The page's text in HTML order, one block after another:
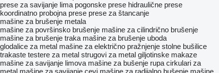
prese za savijanje lima pogonske prese hidraulične prese
koordinatno probojna prese prese za štancanje
mašine za brušenje metala
mašine za površinsko brušenje mašine za cilindrično brušenje
mašine za brušenje traka mašine za brušenje uboda
glodalice za metal mašine za električno pražnjenje stolne bušilice
trakaste testere za metal strugovi za metal giljotinske makaze
mašine za savijanje limova mašine za bušenje rupa cirkulari za
metal mašine za savijanje cevi mašine za radijalno bušenje mašine